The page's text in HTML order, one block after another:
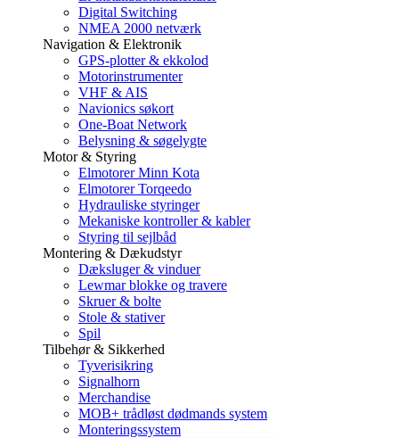
Digital Switching
NMEA 2000 netværk
Navigation & Elektronik
GPS-plotter & ekkolod
Motorinstrumenter
VHF & AIS
Navionics søkort
One-Boat Network
Belysning & søgelygte
Motor & Styring
Elmotorer Minn Kota
Elmotorer Torqeedo
Hydrauliske styringer
Mekaniske kontroller & kabler
Styring til sejlbåd
Montering & Dækudstyr
Dæksluger & vinduer
Lewmar blokke og travere
Skruer & bolte
Stole & stativer
Spil
Tilbehør & Sikkerhed
Tyverisikring
Signalhorn
Merchandise
MOB+ trådløst dødmands system
Monteringssystem